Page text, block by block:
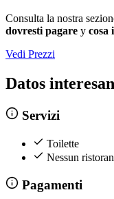
Consulta la nostra
dovresti pagare y cosa
Vedi Prezzi
Datos
Servizi
Toilette
Nessun
Pagamenti